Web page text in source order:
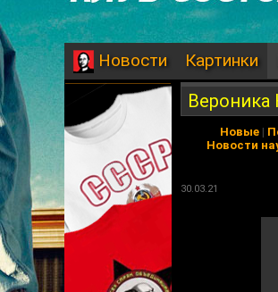
Новости Картинки
Новые |
Новости
30.03.21